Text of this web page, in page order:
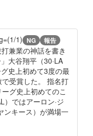
1) NG 報告
兼業の神話を書き
大谷翔平（30·LA
史上初めて3度の最
受賞した。 指名打
グ史上初めてのこ
）ではアーロン·ジ
ンキース）が満場一